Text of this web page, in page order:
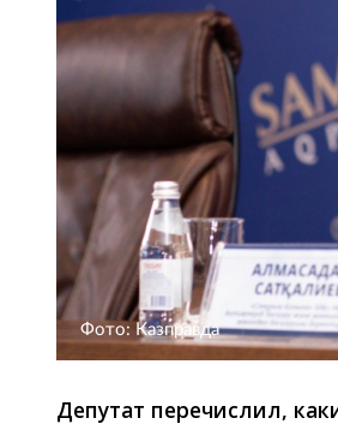
Фото: Казправда
Депутат перечислил,